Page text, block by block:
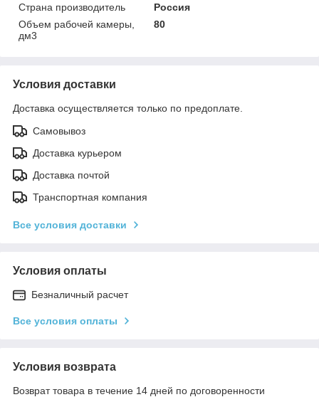
Страна производитель
Россия
Объем рабочей камеры,
дм3
80
Условия доставки
Доставка осуществляется только по предоплате.
Самовывоз
Доставка курьером
Доставка почтой
Транспортная компания
Все условия доставки
Условия оплаты
Безналичный расчет
Все условия оплаты
Условия возврата
Возврат товара в течение 14 дней по договоренности